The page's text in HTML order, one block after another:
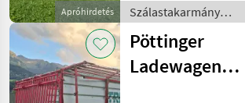
Apróhirdetés
Szálastakarmány
betakarítók /
Rendfelszedő
pótkocsi
Pöttinger
Ladewagen